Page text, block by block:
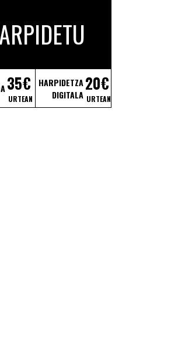
35€
URTEAN
HARPIDETZA
DIGITALA
20€
URTEAN